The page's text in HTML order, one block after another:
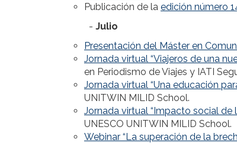
Publicación de la edición número
- Julio
Presentación del Máster en
Jornada virtual “Viajeros de una
en Periodismo de Viajes y IATI
Jornada virtual “Una educación
UNITWIN MILID School.
Jornada virtual “Impacto social
UNESCO UNITWIN MILID School.
Webinar “La superación de la